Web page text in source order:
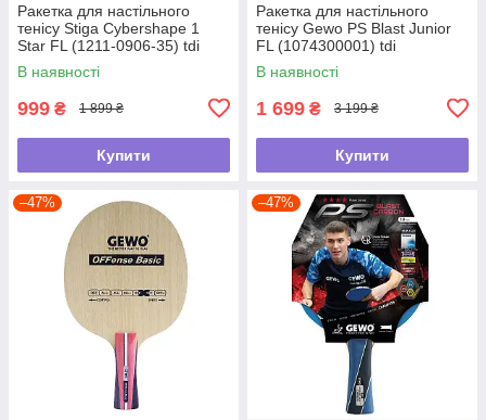
Ракетка для настільного
тенісу Stiga Cybershape 1
Star FL (1211-0906-35) tdi
В наявності
999 ₴ 1 899 ₴
Купити
Ракетка для настільного
тенісу Gewo PS Blast Junior
FL (1074300001) tdi
В наявності
1 699 ₴ 3 199 ₴
Купити
–47% –47%